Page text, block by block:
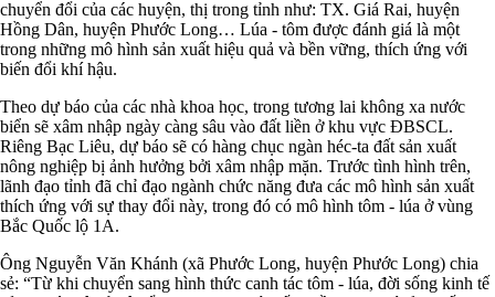
chuyển đổi của các huyện, thị trong tỉnh như: TX. Giá Rai, huyện
Hồng Dân, huyện Phước Long… Lúa - tôm được đánh giá là một
trong những mô hình sản xuất hiệu quả và bền vững, thích ứng với
biến đổi khí hậu.
Theo dự báo của các nhà khoa học, trong tương lai không xa nước
biển sẽ xâm nhập ngày càng sâu vào đất liền ở khu vực ĐBSCL.
Riêng Bạc Liêu, dự báo sẽ có hàng chục ngàn héc-ta đất sản xuất
nông nghiệp bị ảnh hưởng bởi xâm nhập mặn. Trước tình hình trên,
lãnh đạo tỉnh đã chỉ đạo ngành chức năng đưa các mô hình sản xuất
thích ứng với sự thay đổi này, trong đó có mô hình tôm - lúa ở vùng
Bắc Quốc lộ 1A.
Ông Nguyễn Văn Khánh (xã Phước Long, huyện Phước Long) chia
sẻ: “Từ khi chuyển sang hình thức canh tác tôm - lúa, đời sống kinh tế